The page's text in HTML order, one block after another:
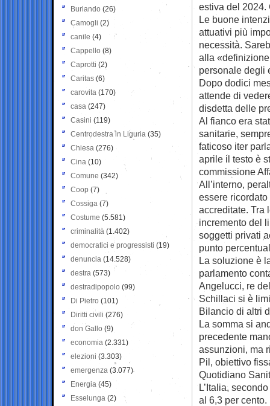
estiva del 2024.
Le buone
attuativi più
necessità.
alla
personale degli
Dopo dodici
attende di
disdetta delle
Al fianco era
sanitarie,
faticoso iter
aprile il testo è
commissione
All’interno,
essere
accreditate. Tra
incremento del
soggetti privati
punto
La soluzione è
parlamento
Angelucci, re
Schillaci si è
Bilancio di altri
La somma si
precedente
assunzioni, ma
Pil, obiettivo
Quotidiano
L’Italia,
al 6,3 per
Burlando (26)
Camogli (2)
canile (4)
Cappello (8)
Caprotti (2)
Caritas (6)
carovita (170)
casa (247)
Casini (119)
Centrodestra in Liguria (35)
Chiesa (276)
Cina (10)
Comune (342)
Coop (7)
Cossiga (7)
Costume (5.581)
criminalità (1.402)
democratici e progressisti (19)
denuncia (14.528)
destra (573)
destradipopolo (99)
Di Pietro (101)
Diritti civili (276)
don Gallo (9)
economia (2.331)
elezioni (3.303)
emergenza (3.077)
Energia (45)
Esselunga (2)